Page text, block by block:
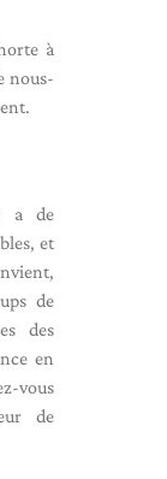
à
nous-
a de
et
de
des
en
vous
de